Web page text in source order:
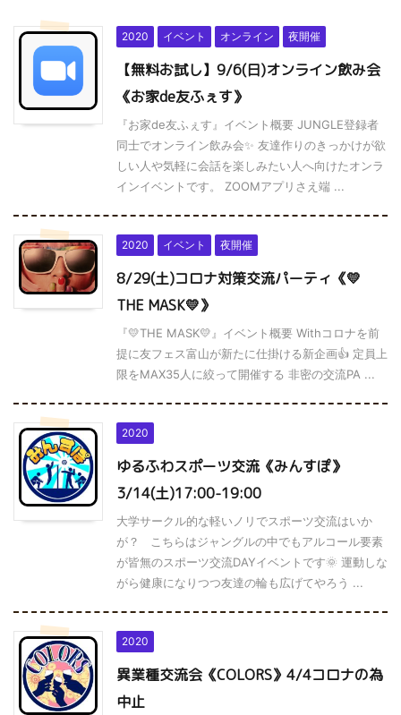
2020 イベント オンライン 夜開催
【無料お試し】9/6(日)オンライン飲み会
《お家de友ふぇす》
『お家de友ふぇす』イベント概要 JUNGLE登録者
同士でオンライン飲み会✨ 友達作りのきっかけが欲
しい人や気軽に会話を楽しみたい人へ向けたオンラ
インイベントです。 ZOOMアプリさえ端 ...
2020 イベント 夜開催
8/29(土)コロナ対策交流パーティ《💛
THE MASK💛》
『💛THE MASK💛』イベント概要 Withコロナを前
提に友フェス富山が新たに仕掛ける新企画👍 定員上
限をMAX35人に絞って開催する 非密の交流PA ...
2020
ゆるふわスポーツ交流《みんすぽ》
3/14(土)17:00-19:00
大学サークル的な軽いノリでスポーツ交流はいか
が？ こちらはジャングルの中でもアルコール要素
が皆無のスポーツ交流DAYイベントです🌞 運動しな
がら健康になりつつ友達の輪も広げてやろう ...
2020
異業種交流会《COLORS》4/4コロナの為
中止